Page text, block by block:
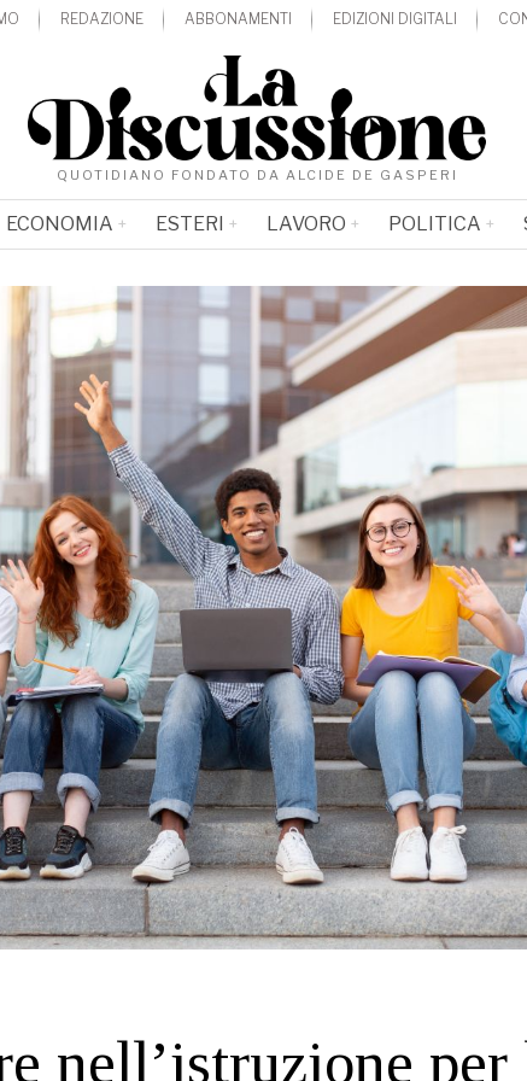
REDAZIONE ABBONAMENTI EDIZIONI DIGITALI
QUOTIDIANO FONDATO DA ALCIDE DE GASPERI
ECONOMIA ESTERI LAVORO POLITICA
nell’istruzione per